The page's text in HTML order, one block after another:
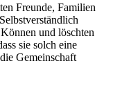
Freunde, Familien
und löschten
sie solch eine
Gemeinschaft